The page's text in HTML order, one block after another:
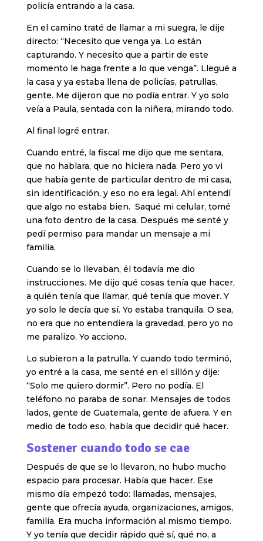
policía entrando a la casa.
En el camino traté de llamar a mi suegra, le dije
directo: “Necesito que venga ya. Lo están
capturando. Y necesito que a partir de este
momento le haga frente a lo que venga”. Llegué a
la casa y ya estaba llena de policías, patrullas,
gente. Me dijeron que no podía entrar. Y yo solo
veía a Paula, sentada con la niñera, mirando todo.
Al final logré entrar.
Cuando entré, la fiscal me dijo que me sentara,
que no hablara, que no hiciera nada. Pero yo vi
que había gente de particular dentro de mi casa,
sin identificación, y eso no era legal. Ahí entendí
que algo no estaba bien. Saqué mi celular, tomé
una foto dentro de la casa. Después me senté y
pedí permiso para mandar un mensaje a mi
familia.
Cuando se lo llevaban, él todavía me dio
instrucciones. Me dijo qué cosas tenía que hacer,
a quién tenía que llamar, qué tenía que mover. Y
yo solo le decía que sí. Yo estaba tranquila. O sea,
no era que no entendiera la gravedad, pero yo no
me paralizo. Yo acciono.
Lo subieron a la patrulla. Y cuando todo terminó,
yo entré a la casa, me senté en el sillón y dije:
“Solo me quiero dormir”. Pero no podía. El
teléfono no paraba de sonar. Mensajes de todos
lados, gente de Guatemala, gente de afuera. Y en
medio de todo eso, había que decidir qué hacer.
Sostener cuando todo se cae
Después de que se lo llevaron, no hubo mucho
espacio para procesar. Había que hacer. Ese
mismo día empezó todo: llamadas, mensajes,
gente que ofrecía ayuda, organizaciones, amigos,
familia. Era mucha información al mismo tiempo.
Y yo tenía que decidir rápido qué sí, qué no, a